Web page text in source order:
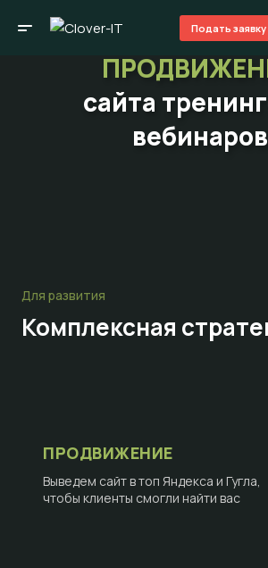
Подать заявку
сайта
вебинаров
Для развития
Комплексная
ПРОДВИЖЕНИЕ
Выведем сайт в топ Яндекса и Гугла,
чтобы клиенты смогли найти вас